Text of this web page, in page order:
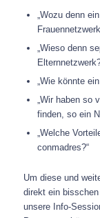
„Wozu denn
„Wieso denn
„Wie könnte
„Wir haben so
finden, so ein
„Welche
conmadres?“
Um diese und
direkt ein
unsere Info-